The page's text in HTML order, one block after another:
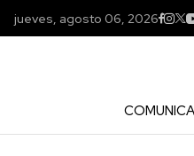
jueves, agosto 06, 2026